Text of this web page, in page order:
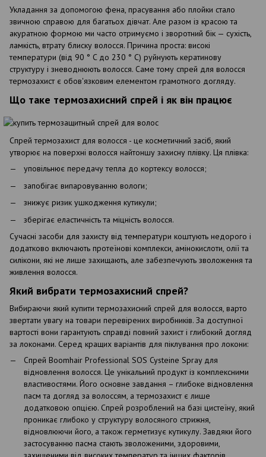
Укладання за допомогою фена, прасування або плойки стало
звичною справою для багатьох дівчат. Але разом із красою та
акуратною формою ми часто отримуємо і зворотний бік — сухість,
ламкість, втрату блиску волосся. Причина проста: високі
температури (від 90 ° C до 230 ° C) руйнують кератинову
структуру і зневоднюють волосся. Саме тому спрей для волосся
термозахист є обов'язковим елементом грамотного догляду.
Що таке термозахисний спрей і як він працює
Спрей термозахист для волосся - це косметичний засіб, який
утворює на поверхні волосся найтоншу захисну плівку. Ця плівка:
уповільнює передачу тепла до кортексу волосся;
запобігає випаровуванню вологи;
знижує ризик ушкодження кутикули;
зберігає еластичність та міцність волосся.
Сучасні засоби для захисту від температури коштують недорого і
додатково включають протеїнові комплекси, амінокислоти, олії та
силікони, які не лише захищають, але забезпечують зволоження та
живлення волосся.
Який вибрати термозахисний спрей?
Вибираючи який купити термозахисний спрей для волосся, варто
звертати увагу на товари перевірених виробників. За доступної
вартості вони гарантують справді повний захист і глибокий догляд
за локонами. Серед кращих варіантів для піклування про локони:
Спрей Boomhair Professional SOS Cysteine ​​Spray для
відновлення волосся. Це унікальний продукт із комплексними
властивостями. Його основне завдання – глибоке відновлення
пасм та догляд за волоссям, а термозахист є лише
додатковою опцією. Спрей розроблений на базі цистеїну, який
проникає глибоко у структуру волосяного стрижня,
відновлюючи його, а також герметизує кутикулу. Завдяки його
застосуванню пасма стають зволоженими, здоровими,